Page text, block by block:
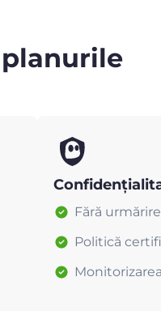
Fără
Politică